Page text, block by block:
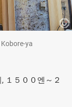
ya
１５００엔～２